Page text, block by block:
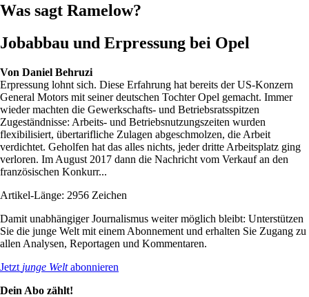
Was sagt Ramelow?
Jobabbau und Erpressung bei Opel
Von Daniel Behruzi
Erpressung lohnt sich. Diese Erfahrung hat bereits der US-Konzern
General Motors mit seiner deutschen Tochter Opel gemacht. Immer
wieder machten die Gewerkschafts- und Betriebsratsspitzen
Zugeständnisse: Arbeits- und Betriebsnutzungszeiten wurden
flexibilisiert, übertarifliche Zulagen abgeschmolzen, die Arbeit
verdichtet. Geholfen hat das alles nichts, jeder dritte Arbeitsplatz ging
verloren. Im August 2017 dann die Nachricht vom Verkauf an den
französischen Konkurr...
Artikel-Länge: 2956 Zeichen
Damit unabhängiger Journalismus weiter möglich bleibt: Unterstützen
Sie die junge Welt mit einem Abonnement und erhalten Sie Zugang zu
allen Analysen, Reportagen und Kommentaren.
Jetzt junge Weltabonnieren
Dein Abo zählt!